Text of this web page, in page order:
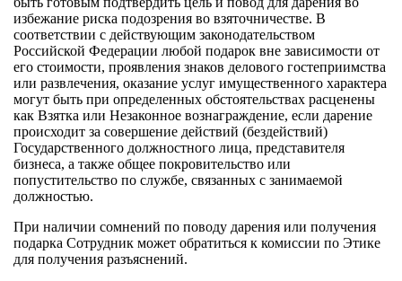
избежание риска подозрения во взяточничестве. В
соответствии с действующим законодательством
Российской Федерации любой подарок вне зависимости от
его стоимости, проявления знаков делового гостеприимства
или развлечения, оказание услуг имущественного характера
могут быть при определенных обстоятельствах расценены
как Взятка или Незаконное вознаграждение, если дарение
происходит за совершение действий (бездействий)
Государственного должностного лица, представителя
бизнеса, а также общее покровительство или
попустительство по службе, связанных с занимаемой
должностью.
При наличии сомнений по поводу дарения или получения
подарка Сотрудник может обратиться к комиссии по Этике
для получения разъяснений.